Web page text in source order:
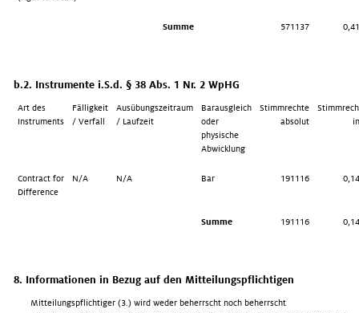
Summe 571137
b.2. Instrumente i.S.d. § 38 Abs. 1 Nr. 2 WpHG
Art des
Instruments
Fälligkeit
/ Verfall
Ausübungszeitraum
/ Laufzeit
Barausgleich
oder
physische
Abwicklung
Stimmrechte
absolut
Contract for
Difference
N/A N/A Bar 191116
Summe 191116
8. Informationen in Bezug auf den Mitteilungspflichtigen
Mitteilungspflichtiger (3.) wird weder beherrscht noch beherrscht